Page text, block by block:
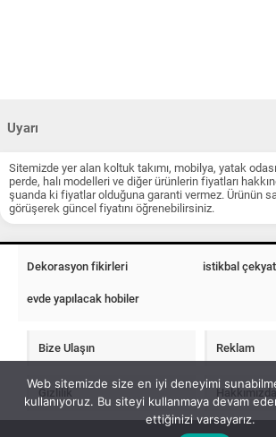
Uyarı
Sitemizde yer alan koltuk takımı, mobilya, yatak
perde, halı modelleri ve diğer ürünlerin fiyatları
şuanda ki fiyatlar olduğuna garanti vermez. Ürünün
görüşerek güncel fiyatını öğrenebilirsiniz.
Dekorasyon fikirleri istikbal
evde yapılacak hobiler
Bize Ulaşın Reklam
Gizlilik Hakkımızda
Web sitemizde size en iyi deneyimi
kullanıyoruz. Bu siteyi kullanmaya devam
ettiğinizi varsayarız.